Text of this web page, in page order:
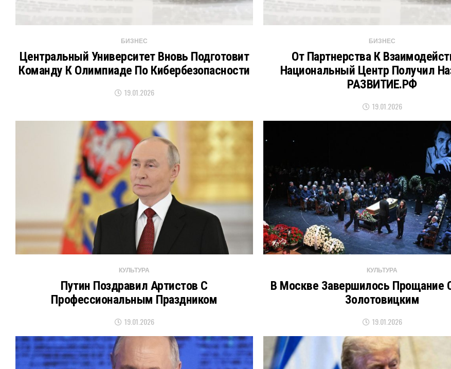
БИЗНЕС
Центральный Университет Вновь Подготовит
Команду К Олимпиаде По Кибербезопасности
19.01.2026
БИЗНЕС
От Партнерства К
Национальный Центр Получил
РАЗВИТИЕ.РФ
19.01.2026
КУЛЬТУРА
Путин Поздравил Артистов С
Профессиональным Праздником
19.01.2026
КУЛЬТУРА
В Москве Завершилось Прощание
Золотовицким
19.01.2026